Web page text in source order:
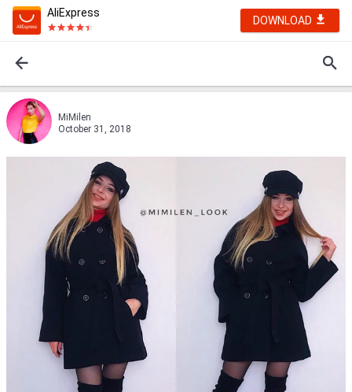
AliExpress
DOWNLOAD
MiMilen
October 31, 2018